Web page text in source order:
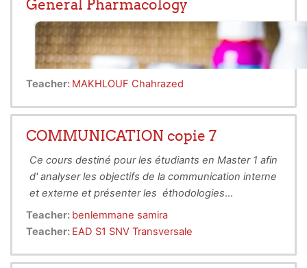
General Pharmacology
Pharmacologyis the science ofmedicines(from the
Teacher: MAKHLOUF Chahrazed
COMMUNICATION copie 7
Ce cours destiné pour les étudiants en Master 1 afin
d' analyser les objectifs de la communication interne
et externe et présenter les éthodologies
nécessaires pour conduire les principales actions
de communication.
Teacher: benlemmane samira
Teacher: EAD S1 SNV Transversale